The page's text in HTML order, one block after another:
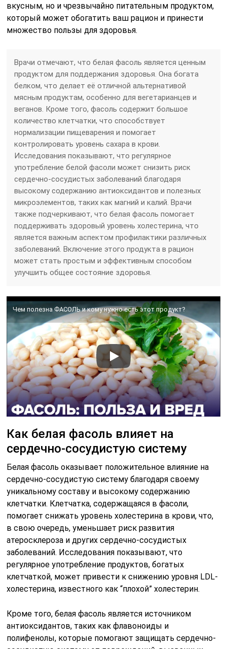
вкусным, но и чрезвычайно питательным продуктом,
который может обогатить ваш рацион и принести
множество пользы для здоровья.
Врачи отмечают, что белая фасоль является ценным
продуктом для поддержания здоровья. Она богата
белком, что делает её отличной альтернативой
мясным продуктам, особенно для вегетарианцев и
веганов. Кроме того, фасоль содержит большое
количество клетчатки, что способствует
нормализации пищеварения и помогает
контролировать уровень сахара в крови.
Исследования показывают, что регулярное
употребление белой фасоли может снизить риск
сердечно-сосудистых заболеваний благодаря
высокому содержанию антиоксидантов и полезных
микроэлементов, таких как магний и калий. Врачи
также подчеркивают, что белая фасоль помогает
поддерживать здоровый уровень холестерина, что
является важным аспектом профилактики различных
заболеваний. Включение этого продукта в рацион
может стать простым и эффективным способом
улучшить общее состояние здоровья.
Чем полезна ФАСОЛЬ и кому нужно есть этот продукт?
Как белая фасоль влияет на
сердечно-сосудистую систему
Белая фасоль оказывает положительное влияние на
сердечно-сосудистую систему благодаря своему
уникальному составу и высокому содержанию
клетчатки. Клетчатка, содержащаяся в фасоли,
помогает снижать уровень холестерина в крови, что,
в свою очередь, уменьшает риск развития
атеросклероза и других сердечно-сосудистых
заболеваний. Исследования показывают, что
регулярное употребление продуктов, богатых
клетчаткой, может привести к снижению уровня LDL-
холестерина, известного как “плохой” холестерин.
Кроме того, белая фасоль является источником
антиоксидантов, таких как флавоноиды и
полифенолы, которые помогают защищать сердечно-